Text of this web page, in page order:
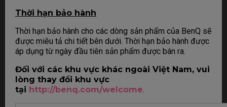
Thời hạn bảo hành
Thời hạn bảo hành cho các dòng sản phẩm của BenQ sẽ
được miêu tả chi tiết bên dưới. Thời hạn bảo hành được
áp dụng từ ngày đầu tiên sản phẩm được bán ra.
Đối với các khu vực khác ngoài Việt Nam, vui
lòng thay đổi khu vực
tại http://benq.com/welcome